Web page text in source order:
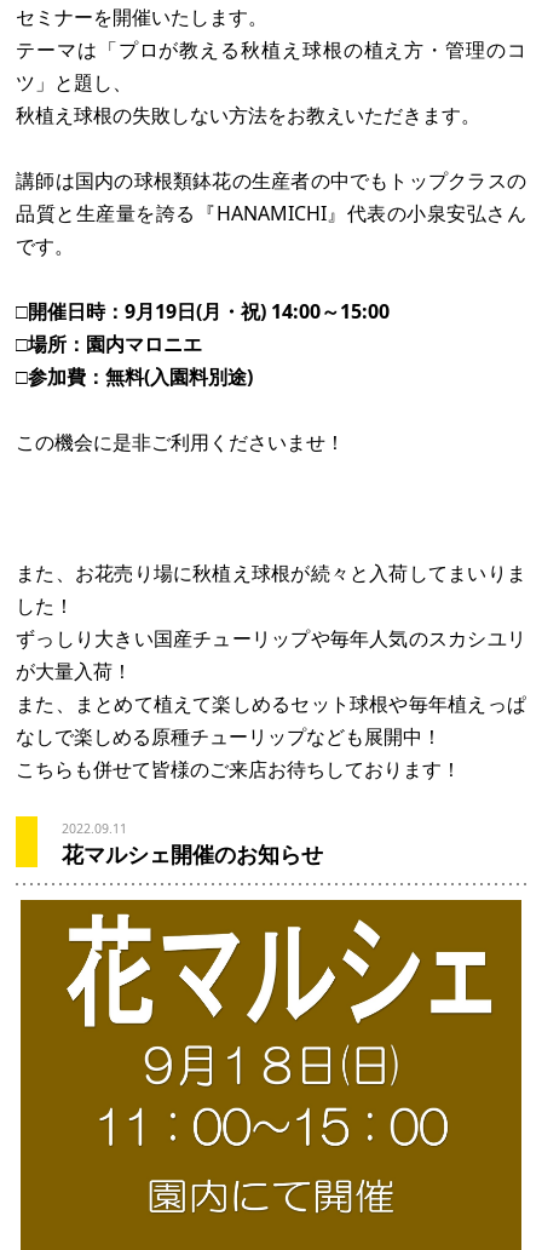
セミナーを開催いたします。
テーマは「プロが教える秋植え球根の植え方・管理のコ
ツ」と題し、
秋植え球根の失敗しない方法をお教えいただきます。
講師は国内の球根類鉢花の生産者の中でもトップクラスの
品質と生産量を誇る『HANAMICHI』代表の小泉安弘さん
です。
□開催日時：9月19日(月・祝) 14:00～15:00
□場所：園内マロニエ
□参加費：無料(入園料別途)
この機会に是非ご利用くださいませ！
また、お花売り場に秋植え球根が続々と入荷してまいりま
した！
ずっしり大きい国産チューリップや毎年人気のスカシユリ
が大量入荷！
また、まとめて植えて楽しめるセット球根や毎年植えっぱ
なしで楽しめる原種チューリップなども展開中！
こちらも併せて皆様のご来店お待ちしております！
2022.09.11
花マルシェ開催のお知らせ